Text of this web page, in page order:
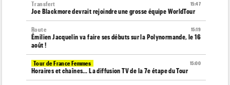
15:47
Transfert
Joe Blackmore devrait rejoindre une grosse équipe WorldTour
15:19
Route
Émilien Jacquelin va faire ses débuts sur la Polynormande, le 16
août !
15:00
Tour de France Femmes
Horaires et chaînes… La diffusion TV de la 7e étape du Tour